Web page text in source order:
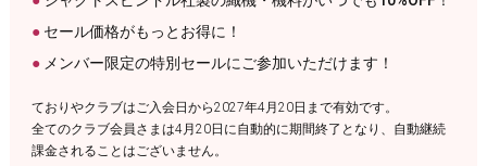
セール価格がもっとお得に！
メンバー限定の特別セールにご参加いただけます！
ておりやクラブはご入会日から2027年4月20日まで有効です。
全てのクラブ会員さまは4月20日に自動的に期間終了となり、自動継続
課金されることはございません。